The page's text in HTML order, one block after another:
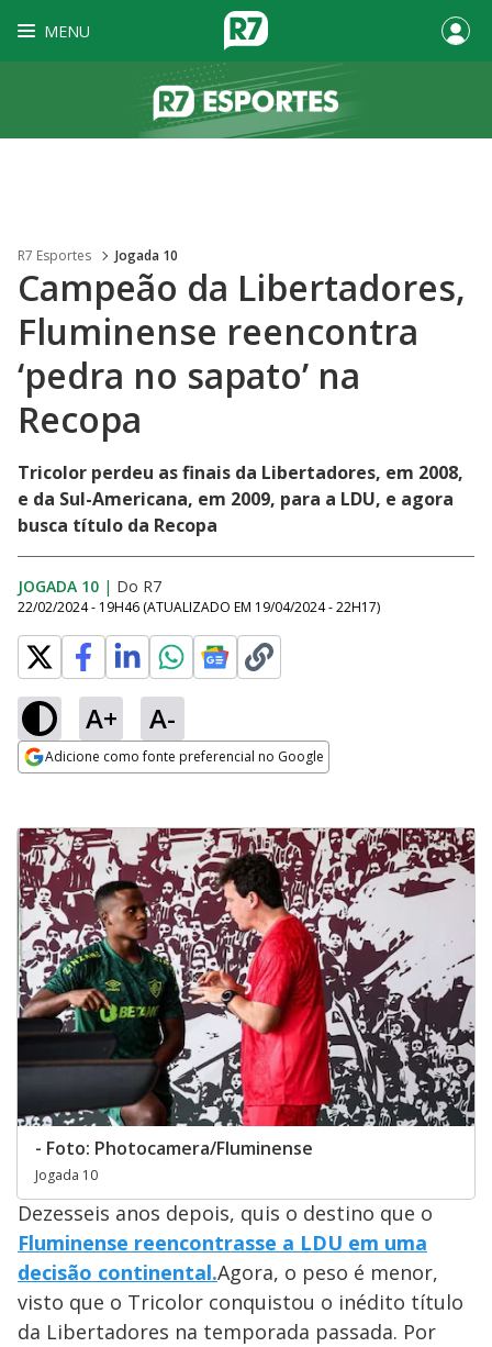
MENU
R7 Esportes Jogada 10
Campeão da Libertadores,
Fluminense reencontra
‘pedra no sapato’ na
Recopa
Tricolor perdeu as finais da Libertadores, em 2008,
e da Sul-Americana, em 2009, para a LDU, e agora
busca título da Recopa
JOGADA 10 | Do R7
22/02/2024 - 19H46 (ATUALIZADO EM 19/04/2024 - 22H17)
A+ A-
Adicione como fonte preferencial no Google
- Foto: Photocamera/Fluminense
Jogada 10
Dezesseis anos depois, quis o destino que o
Fluminense reencontrasse a LDU em uma
decisão continental.Agora, o peso é menor,
visto que o Tricolor conquistou o inédito título
da Libertadores na temporada passada. Por